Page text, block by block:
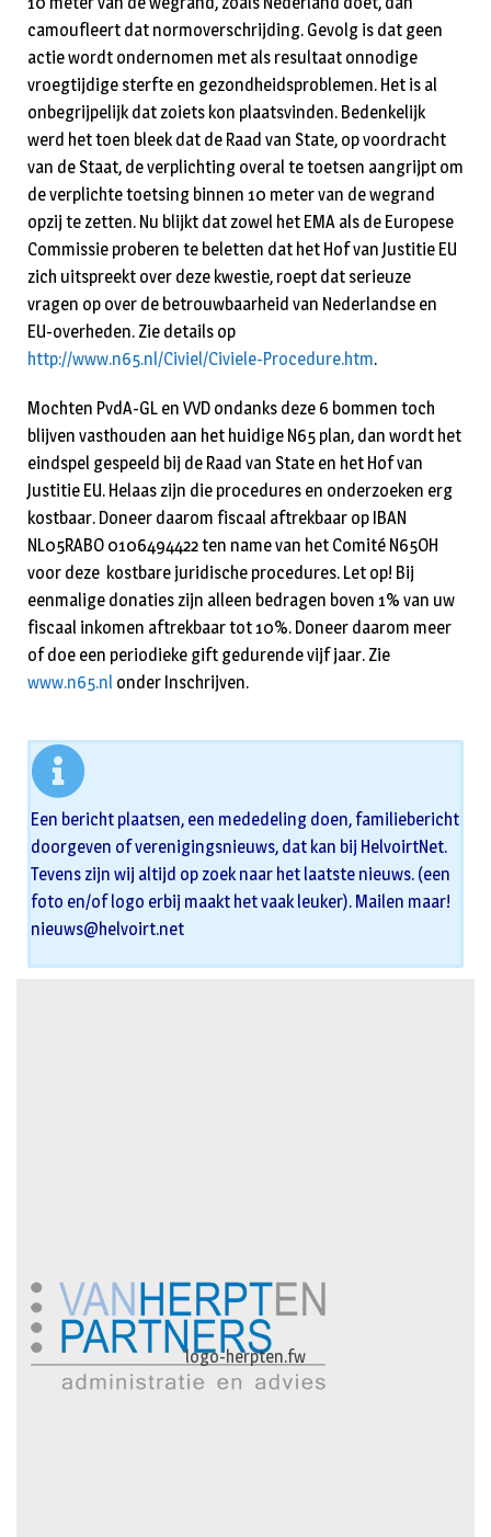
logo-herpten.fw
camoufleert dat norm­over­schrij­­ding. Gevolg is dat geen
actie wordt ondernomen met als resultaat onnodige
vroeg­tijdige sterfte en gezondheidsproblemen. Het is al
onbegrijpelijk dat zoiets kon plaatsvin­den. Bedenkelijk
werd het toen bleek dat de Raad van State, op voor­dracht
van de Staat, de ver­plich­ting overal te toetsen aangrijpt om
de verplichte toetsing binnen 10 meter van de wegrand
opzij te zetten. Nu blijkt dat zowel het EMA als de Europese
Commissie proberen te beletten dat het Hof van Jus­titie EU
zich uitspreekt over deze kwestie, roept dat serieuze
vragen op over de betrouwbaarheid van Ne­derlandse en
EU-overheden. Zie details op
http://www.n65.nl/Civiel/Civiele-Procedure.htm.
Mochten PvdA-GL en VVD ondanks deze 6 bommen toch
blijven vasthouden aan het huidige N65 plan, dan wordt het
eind­spel gespeeld bij de Raad van State en het Hof van
Justitie EU. Helaas zijn die procedures en onder­zoeken erg
kostbaar. Doneer daarom fiscaal aftrekbaar op IBAN
NL05RABO 0106494422 ten name van het Comité N65OH
voor deze kostbare juridische procedures. Let op! Bij
eenmalige dona­ties zijn alleen bedragen boven 1% van uw
fiscaal inkomen aftrekbaar tot 10%. Doneer daarom meer
of doe een periodieke gift gedurende vijf jaar. Zie
www.n65.nl onder Inschrijven.
Een bericht plaatsen, een mededeling doen, familiebericht
doorgeven of verenigingsnieuws, dat kan bij HelvoirtNet.
Tevens zijn wij altijd op zoek naar het laatste nieuws. (een
foto en/of logo erbij maakt het vaak leuker). Mailen maar!
nieuws@helvoirt.net